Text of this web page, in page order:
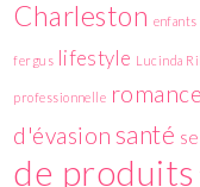
Charleston enfants
fergus lifestyle Lucinda
professionnelle romance
d'évasion santé
de produits